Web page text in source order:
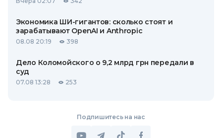
Экономика ШИ-гигантов: сколько стоят и
зарабатывают OpenAI и Anthropic
08.08 20:19 398
Дело Коломойского о 9,2 млрд грн передали в
суд
07.08 13:28 253
Подпишитесь на нас